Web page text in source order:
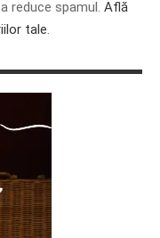
reduce spamul. Află
tale.